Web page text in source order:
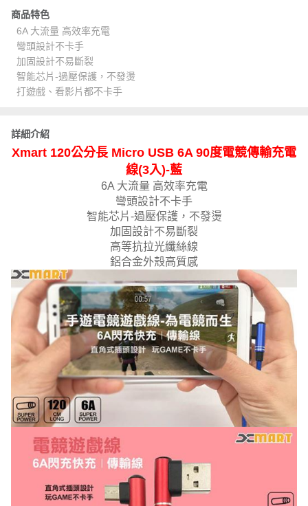
商品特色
6A 大流量 高效率充電
彎頭設計不卡手
加固設計不易斷裂
智能芯片-過壓保護，不發燙
打遊戲、看影片都不卡手
詳細介紹
Xmart 120公分長 Micro USB 6A 90度電競傳輸充電
線(3入)-藍
6A 大流量 高效率充電
彎頭設計不卡手
智能芯片-過壓保護，不發燙
加固設計不易斷裂
高等抗拉光纖絲線
鋁合金外殼高質感